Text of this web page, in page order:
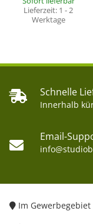
Lieferzeit: 1 - 2
Werktage
Schnelle
Innerhalb
Email-
Im